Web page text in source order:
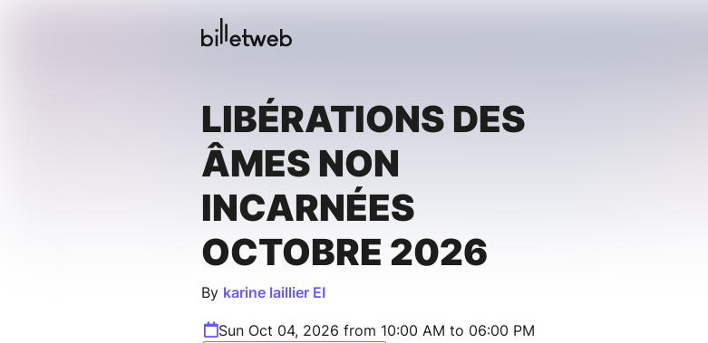
LIBÉRATIONS DES
ÂMES NON
INCARNÉES
OCTOBRE 2026
By karine laillier EI
Sun Oct 04, 2026 from 10:00 AM to 06:00 PM